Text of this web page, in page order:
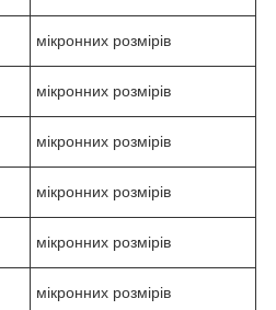
мікронних розмірів
мікронних розмірів
мікронних розмірів
мікронних розмірів
мікронних розмірів
мікронних розмірів